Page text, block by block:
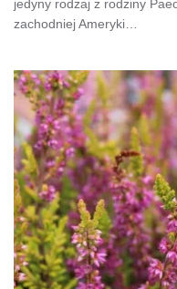
jedyny rodzaj z rodziny
zachodniej Ameryki…